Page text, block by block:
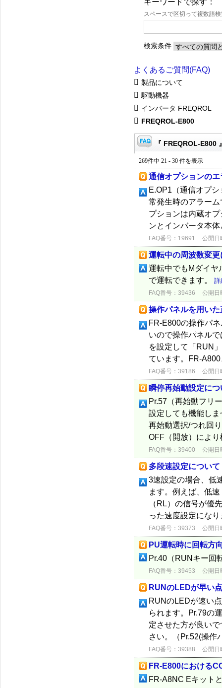
キーワードで探す：
スペースで区切って複数語
検索条件
よくあるご質問(FAQ)
製品について
駆動機器
インバータ FREQROL
FREQROL-E800
『 FREQROL-E800
269件中 21 - 30 件を表示
通信オプションの
E.OP1（通信オプ
常発生時のアラー
プションは内蔵オ
ンとインバータ本
FAQ番号：19691 公開日
運転中の周波数変更
運転中でもMダイヤ
で運転できます。 詳
FAQ番号：39436 公開日
操作パネルを用い
FR-E800の操作パ
いので操作パネル
を設定して「RUN
ています。FR-
FAQ番号：39186 公開日
瞬停再始動設定につ
Pr.57（再始動フリ
設定しても機能し
再始動選択/つれ回
OFF（開放）によ
FAQ番号：39400 公開日
多段速設定について
3速設定の場合、
ます。例えば、低
（RL）の信号が優
った速度設定にな
FAQ番号：39373 公開日
PU運転時に回転方
Pr.40（RUNキー回
FAQ番号：39453 公開日
RUNのLEDが早い
RUNのLEDが速い
られます。Pr.79の
定させた方が良い
さい。（Pr.52(操作
FAQ番号：39388 公開日
FR-E800における
FR-A8NC Eキット